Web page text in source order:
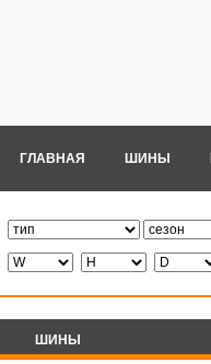
ГЛАВНАЯ ШИНЫ
ШИНЫ